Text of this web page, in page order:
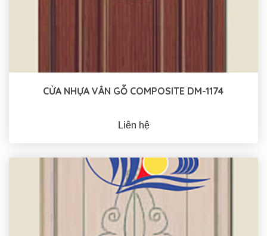
CỬA NHỰA VÂN GỖ COMPOSITE DM-1174
Liên hệ